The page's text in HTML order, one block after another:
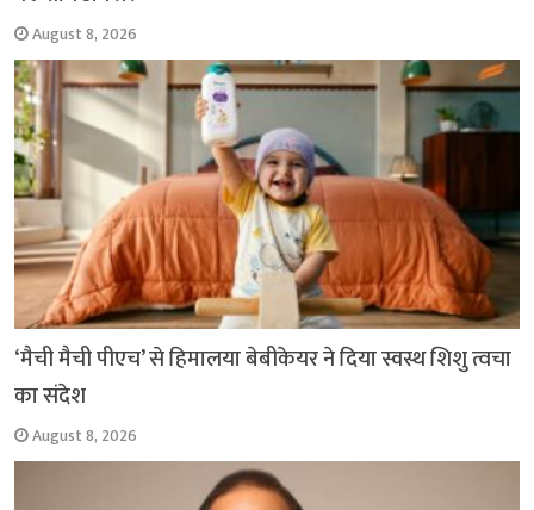
August 8, 2026
‘मैची मैची पीएच’ से हिमालया बेबीकेयर ने दिया स्वस्थ शिशु त्वचा
का संदेश
August 8, 2026